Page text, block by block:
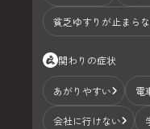
貧乏ゆすりが止まら
関わりの症状
あがりやすい 電
会社に行けない